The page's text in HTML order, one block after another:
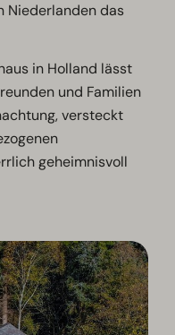
Niederlanden das
in Holland lässt
und Familien
versteckt
geheimnisvoll